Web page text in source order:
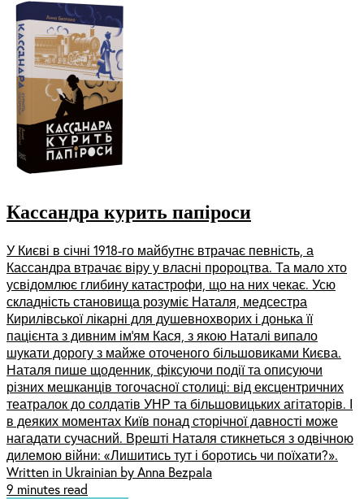
Кассандра курить папіроси
У Києві в січні 1918-го майбутнє втрачає певність, а
Кассандра втрачає віру у власні пророцтва. Та мало хто
усвідомлює глибину катастрофи, що на них чекає. Усю
складність становища розуміє Наталя, медсестра
Кирилівської лікарні для душевнохворих і донька її
пацієнта з дивним ім’ям Кася, з якою Наталі випало
шукати дорогу з майже оточеного більшовиками Києва.
Наталя пише щоденник, фіксуючи події та описуючи
різних мешканців тогочасної столиці: від ексцентричних
театралок до солдатів УНР та більшовицьких агітаторів. І
в деяких моментах Київ понад сторічної давності може
нагадати сучасний. Врешті Наталя стикнеться з одвічною
дилемою війни: «Лишитись тут і боротись чи поїхати?».
Written in Ukrainian by Anna Bezpala
9 minutes read